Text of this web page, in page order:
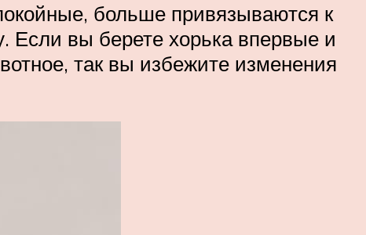
больше привязываются к
Если вы берете хорька впервые и
так вы избежите изменения